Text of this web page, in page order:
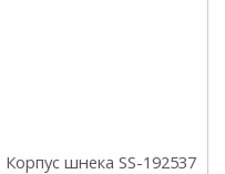
Корпус шнека SS-192537